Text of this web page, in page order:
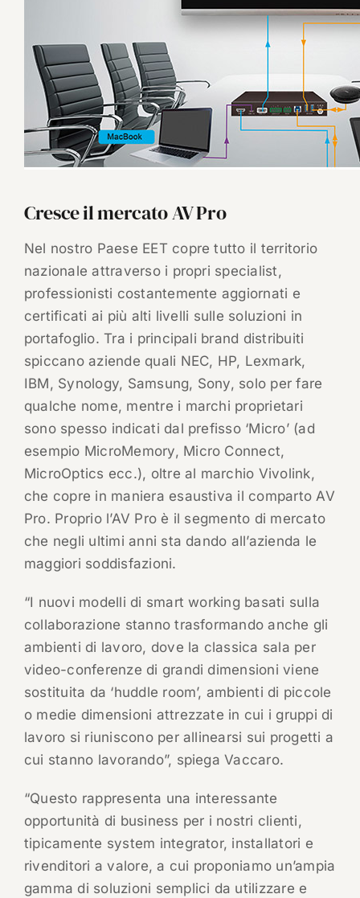
Cresce il mercato AV Pro
Nel nostro Paese EET copre tutto il territorio
nazionale attraverso i propri specialist,
professionisti costantemente aggiornati e
certificati ai più alti livelli sulle soluzioni in
portafoglio. Tra i principali brand distribuiti
spiccano aziende quali NEC, HP, Lexmark,
IBM, Synology, Samsung, Sony, solo per fare
qualche nome, mentre i marchi proprietari
sono spesso indicati dal prefisso ‘Micro’ (ad
esempio MicroMemory, Micro Connect,
MicroOptics ecc.), oltre al marchio Vivolink,
che copre in maniera esaustiva il comparto AV
Pro. Proprio l’AV Pro è il segmento di mercato
che negli ultimi anni sta dando all’azienda le
maggiori soddisfazioni.
“I nuovi modelli di smart working basati sulla
collaborazione stanno trasformando anche gli
ambienti di lavoro, dove la classica sala per
video-conferenze di grandi dimensioni viene
sostituita da ‘huddle room’, ambienti di piccole
o medie dimensioni attrezzate in cui i gruppi di
lavoro si riuniscono per allinearsi sui progetti a
cui stanno lavorando”, spiega Vaccaro.
“Questo rappresenta una interessante
opportunità di business per i nostri clienti,
tipicamente system integrator, installatori e
rivenditori a valore, a cui proponiamo un’ampia
gamma di soluzioni semplici da utilizzare e